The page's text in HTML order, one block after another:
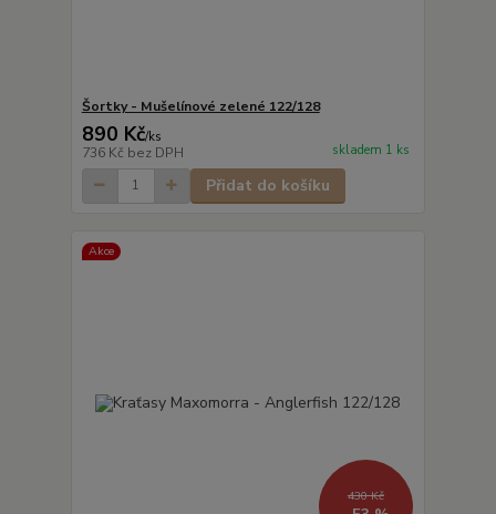
Šortky - Mušelínové zelené 122/128
890 Kč/ks
736 Kč bez DPH skladem 1 ks
Přidat do košíku
Akce
430 Kč